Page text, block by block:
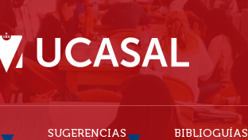
SUGERENCIAS BIBLIOGUÍAS